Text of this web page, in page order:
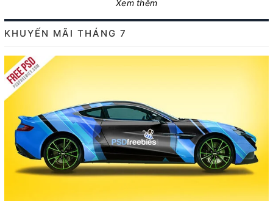
Xem thêm
KHUYẾN MÃI THÁNG 7